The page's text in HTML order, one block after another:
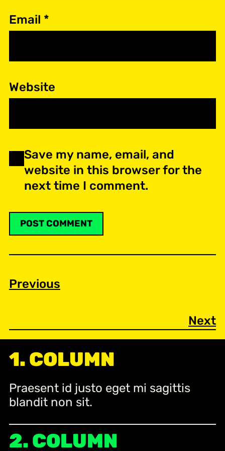
Email *
Website
Save my name, email, and
website in this browser for the
next time I comment.
Previous
Next
1. COLUMN
Praesent id justo eget mi sagittis
blandit non sit.
2. COLUMN